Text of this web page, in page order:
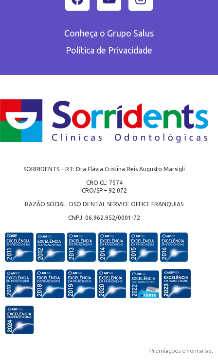
Conheça o Grupo Salus
Política de Privacidade
SORRIDENTS – RT: Dra Flávia Cristina Reis Augusto Marsigli
CRO CL: 7574
CRO/SP – 92.072
RAZÃO SOCIAL: DSO DENTAL SERVICE OFFICE FRANQUIAS
CNPJ: 06.962.952/0001-72
Premiações e honrarias: